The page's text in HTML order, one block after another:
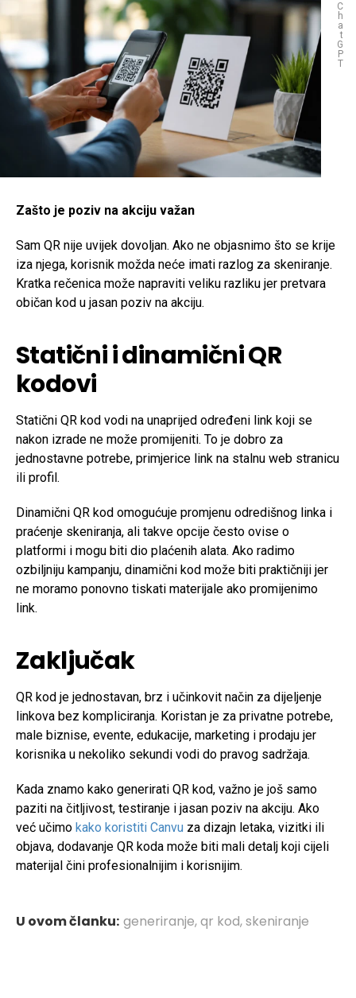
C
h
a
t
G
P
T
Zašto je poziv na akciju važan
Sam QR nije uvijek dovoljan. Ako ne objasnimo što se krije
iza njega, korisnik možda neće imati razlog za skeniranje.
Kratka rečenica može napraviti veliku razliku jer pretvara
običan kod u jasan poziv na akciju.
Statični i dinamični QR
kodovi
Statični QR kod vodi na unaprijed određeni link koji se
nakon izrade ne može promijeniti. To je dobro za
jednostavne potrebe, primjerice link na stalnu web stranicu
ili profil.
Dinamični QR kod omogućuje promjenu odredišnog linka i
praćenje skeniranja, ali takve opcije često ovise o
platformi i mogu biti dio plaćenih alata. Ako radimo
ozbiljniju kampanju, dinamični kod može biti praktičniji jer
ne moramo ponovno tiskati materijale ako promijenimo
link.
Zaključak
QR kod je jednostavan, brz i učinkovit način za dijeljenje
linkova bez kompliciranja. Koristan je za privatne potrebe,
male biznise, evente, edukacije, marketing i prodaju jer
korisnika u nekoliko sekundi vodi do pravog sadržaja.
Kada znamo kako generirati QR kod, važno je još samo
paziti na čitljivost, testiranje i jasan poziv na akciju. Ako
već učimo kako koristiti Canvu za dizajn letaka, vizitki ili
objava, dodavanje QR koda može biti mali detalj koji cijeli
materijal čini profesionalnijim i korisnijim.
U ovom članku: generiranje,qr kod,skeniranje